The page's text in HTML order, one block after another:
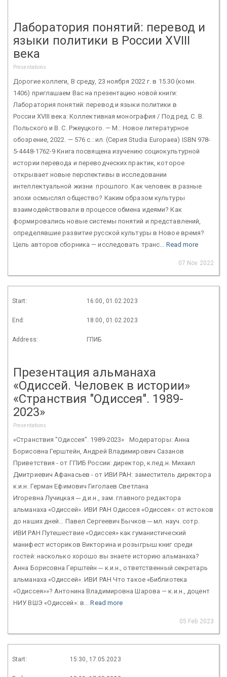
Лаборатория понятий: перевод и
языки политики в России XVIII
века
Presentations
Дорогие коллеги, В среду, 23 ноября 2022 г. в 15.30 (комн.
1406) приглашаем Вас на презентацию новой книги:
Лаборатория понятий: перевод и языки политики в
России XVIII века: Коллективная монография / Под ред. С. В.
Польского и В. С. Ржеуцкого. — М.: Новое литературное
обозрение, 2022. — 576 с.: ил. (Серия Studia Europaea) ISBN 978-
5-4448-1762-9 Книга посвящена изучению социокультурной
истории перевода и переводческих практик, которое
открывает новые перспективы в исследовании
интеллектуальной жизни прошлого. Как человек в разные
эпохи осмыслял общество? Каким образом культуры
взаимодействовали в процессе обмена идеями? Как
формировались новые системы понятий и представлений,
определявшие развитие русской культуры в Новое время?
Цель авторов сборника — исследовать транс... Read more
07 Nov 2022
Start: 16:00, 01.02.2023
End: 18:00, 01.02.2023
Address: ГПИБ
Презентация альманаха
«Одиссей. Человек в истории»
«Странствия "Одиссея". 1989-
2023»
Presentations
«Странствия "Одиссея". 1989-2023» Модераторы: Анна
Борисовна Герштейн, Андрей Владимирович Сазанов
Приветствия - от ГПИБ России: директор, к.пед.н. Михаил
Дмитриевич Афанасьев - от ИВИ РАН: заместитель директора
к.и.н. Герман Ефимович Гиголаев Светлана
Игоревна Лучицкая ─ д.и.н., зам. главного редактора
альманаха «Одиссей». ИВИ РАН Одиссея «Одиссея»: от истоков
до наших дней... Павел Сергеевич Бычков ─ мл. науч. сотр.
ИВИ РАН Путешествие «Одиссея» как гуманистический
манифест историков Викторина и розыгрыш книг среди
гостей: насколько хорошо вы знаете историю альманаха?
Анна Борисовна Герштейн ─ к.и.н., ответственный секретарь
альманаха «Одиссей». ИВИ РАН Что такое «Библиотека
«Одиссея»»? Антонина Владимировна Шарова — к.и.н., доцент
НИУ ВШЭ «Одиссей»: в...Read more
05 Feb 2023
Start: 15:30, 17.05.2023